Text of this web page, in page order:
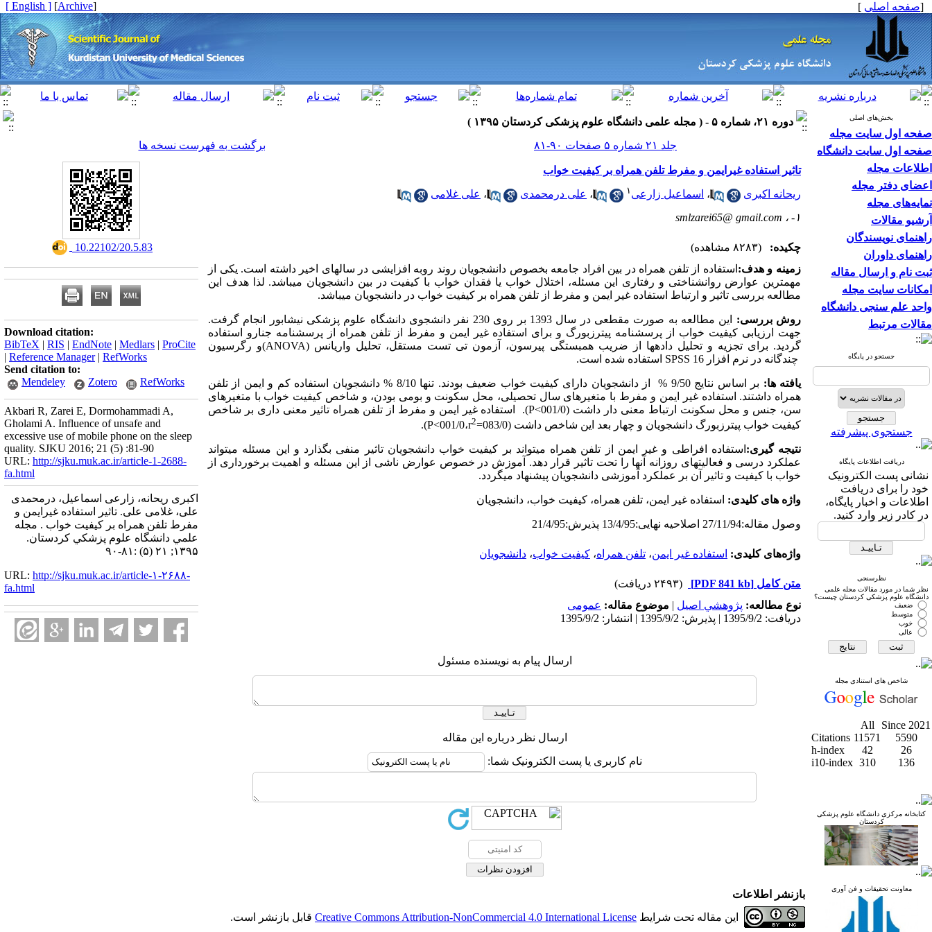
[صفحه اصلی ]
[
Archive
]
[ English ]
بخش‌های اصلی
صفحه اول سایت مجله
صفحه اول سایت دانشگاه
اطلاعات مجله
اعضای دفتر مجله
نمایه‌های مجله
آرشیو مقالات
راهنمای نویسندگان
راهنمای داوران
ثبت نام و ارسال مقاله
امکانات سایت مجله
واحد علم سنجی دانشگاه
مقالات مرتبط
جستجو در پایگاه
جستجوی پیشرفته
دریافت اطلاعات پایگاه
نشانی پست الکترونیک
خود را برای دریافت
اطلاعات و اخبار پایگاه،
در کادر زیر وارد کنید.
نظرسنجی
نظر شما در مورد مقالات مجله علمی
دانشگاه علوم پزشکی کردستان چیست؟
ضعیف
متوسط
خوب
عالی
شاخص های استنادی مجله
All
Since 2021
Citations 11571
5590
h-index
42
26
i10-index 310 136
کتابخانه مرکزی دانشگاه علوم پزشکی
کردستان
معاونت تحقیقات و فن آوری
دوره ۲۱، شماره ۵ - ( مجله علمی دانشگاه علوم پزشکی کردستان ۱۳۹۵ )
جلد ۲۱ شماره ۵ صفحات ۹۰-۸۱
برگشت به فهرست نسخه ها
تاثیر استفاده غیرایمن و مفرط تلفن‌ همراه بر کیفیت خواب
ریحانه اکبری ، اسماعیل زارعی ۱ ، علی درمحمدی ، علی غلامی
۱- ،
smlzarei65@ gmail.com
چکیده:
(۸۲۸۳ مشاهده)
زمینه و هدف: استفاده از تلفن همراه در بین افراد جامعه بخصوص دانشجویان روند روبه افزایشی در سالهای اخیر داشته است. یکی از
مهمترین عوارض روانشناختی و رفتاری این مسئله، اختلال خواب یا فقدان خواب با کیفیت در بین دانشجویان می­باشد. لذا هدف این
مطالعه بررسی تاثیر و ارتباط استفاده غیر ایمن و مفرط از تلفن همراه بر کیفیت خواب در دانشجویان می­باشد.
روش بررسی:
این مطالعه به صورت مقطعی در سال 1393 بر روی 230 نفر دانشجوی دانشگاه علوم پزشکی نیشابور انجام گرفت.
جهت ارزیابی کیفیت خواب از پرسشنامه پیترزبورگ و برای استفاده غیر ایمن و مفرط از تلفن همراه از پرسشنامه جنارو استفاده
گردید. برای تجزیه و تحلیل داده­ها از ضریب همبستگی پیرسون، آزمون تی تست مستقل، تحلیل واریانس (ANOVA)و رگرسیون
چندگانه در نرم افزار SPSS 16 استفاده شده است.
یافته ها:
بر اساس نتایج 9/50 % از دانشجویان دارای کیفیت خواب ضعیف بودند. تنها 8/10 % دانشجویان استفاده کم و ایمن از تلفن
همراه داشتند. استفاده غیر ایمن و مفرط با متغیرهای سال تحصیلی، محل سکونت و بومی بودن، و شاخص کیفیت خواب با متغیرهای
سن، جنس و محل سکونت ارتباط معنی دار داشت (001/0
P<). استفاده غیر ایمن و مفرط از تلفن همراه تاثیر معنی داری بر شاخص
کیفیت خواب پیترزبورگ دانشجویان و چهار بعد این شاخص داشت (083/0=
2
r،001/0 P<
).
نتیجه گیری: استفاده افراطی و غیر ایمن از تلفن همراه می­تواند بر کیفیت خواب دانشجویان تاثیر منفی بگذارد و این مسئله می­تواند
عملکرد درسی و فعالیت­های روزانه آنها را تحت تاثیر قرار دهد. آموزش در خصوص عوارض ناشی از این مسئله و اهمیت برخورداری از
خواب با کیفیت و تاثیر آن بر عملکرد آموزشی دانشجویان پیشنهاد می­گردد.
واژه های کلیدی: استفاده غیر ایمن، تلفن همراه، کیفیت خواب، دانشجویان
وصول مقاله:27/11/94 اصلاحیه نهایی:13/4/95 پذیرش:21/4/95
واژه‌های کلیدی: استفاده غیر ایمن، تلفن همراه، کیفیت خواب، دانشجویان
متن کامل [PDF 841 kb]
(۲۴۹۳ دریافت)
نوع مطالعه: پژوهشي اصیل | موضوع مقاله: عمومى
دریافت: 1395/9/2 | پذیرش: 1395/9/2 | انتشار: 1395/9/2
ارسال پیام به نویسنده مسئول
ارسال نظر درباره این مقاله
نام کاربری یا پست الکترونیک شما:
‎ 10.22102/20.5.83
Download citation:
BibTeX | RIS | EndNote | Medlars | ProCite
| Reference Manager| RefWorks
Send citation to:
Mendeley
Zotero RefWorks
Akbari R, Zarei E, Dormohammadi A,
Gholami A. Influence of unsafe and
excessive use of mobile phone on the sleep
quality. SJKU 2016; 21 (5) :81-90
URL: http://sjku.muk.ac.ir/article-1-2688-
fa.html
اکبری ریحانه، زارعی اسماعیل، درمحمدی
علی، غلامی علی. تاثیر استفاده غیرایمن و
مفرط تلفن‌ همراه بر کیفیت خواب . مجله
علمي دانشگاه علوم پزشكي كردستان.
۱۳۹۵; ۲۱ (۵) :۸۱-۹۰
URL: http://sjku.muk.ac.ir/article-۱-۲۶۸۸-
fa.html
بازنشر اطلاعات
این مقاله تحت شرایط Creative Commons Attribution-NonCommercial 4.0 International License قابل بازنشر است.